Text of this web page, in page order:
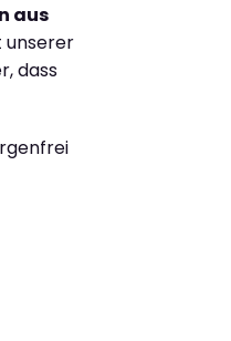
aus
unserer
dass